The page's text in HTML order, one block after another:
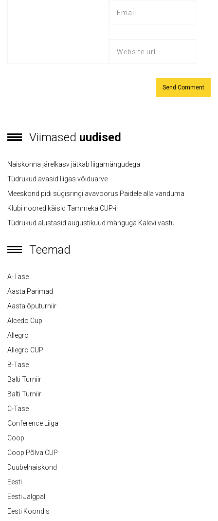
Viimased uudised
Naiskonna järelkasv jätkab liigamängudega
Tüdrukud avasid liigas võiduarve
Meeskond pidi sügisringi avavoorus Paidele alla vanduma
Klubi noored käisid Tammeka CUP-il
Tüdrukud alustasid augustikuud mänguga Kalevi vastu
Teemad
A-Tase
Aasta Parimad
Aastalõputurniir
Alcedo Cup
Allegro
Allegro CUP
B-Tase
Balti Turniir
Balti Turniir
C-Tase
Conference Liiga
Coop
Coop Põlva CUP
Duubelnaiskond
Eesti
Eesti Jalgpall
Eesti Koondis